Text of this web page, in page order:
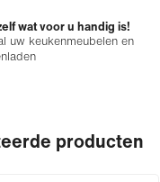
wat voor u handig is!
uw keukenmeubelen en
producten